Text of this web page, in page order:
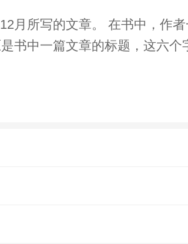
者一方面继续了他对人
书中一篇文章的标题，这六个
札记》《岁月与性情——我的